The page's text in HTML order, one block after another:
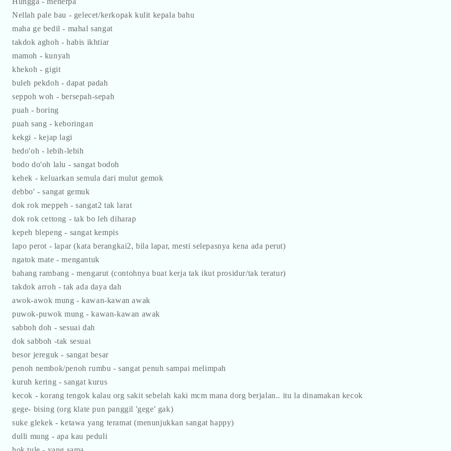
Nellah pale bau - gelecet/kerkopak kulit kepala bahu
maha ge bedil - mahal sangat
takdok aghoh - habis ikhtiar
mamoh - kunyah
khekoh - gigit
buleh pekdoh - dapat padah
seppoh woh - bersepah-sepah
puah - boring
puah sang - keboringan
kekgi - kejap lagi
bedo'oh - lebih-lebih
bodo do'oh lalu - sangat bodoh
kehek - keluarkan semula dari mulut gemok
debbo' - sangat gemuk
dok rok meppeh - sangat2 tak larat
dok rok cettong - tak bo leh diharap
kepeh blepeng - sangat kempis
lapo perot - lapar (kata berangkai2, bila lapar, mesti selepasnya kena ada perut)
ngatok mate - mengantuk
bahang rambang - mengarut (contohnya buat kerja tak ikut prosidur/tak teratur)
takdok arroh - tak ada daya dah
awok-awok mung - kawan-kawan awak
puwok-puwok mung - kawan-kawan awak
sabboh doh - sesuai dah
dok sabboh -tak sesuai
besor jereguk - sangat besar
penoh nembok/penoh rumbu - sangat penuh sampai melimpah
kuruh kering - sangat kurus
kecok - korang tengok kalau org sakit sebelah kaki mcm mana dorg berjalan.. itu la dinamakan kecok
gege- bising (org klate pun panggil 'gege' gak)
suke glekek - ketawa yang teramat (menunjukkan sangat happy)
dulli mung - apa kau peduli